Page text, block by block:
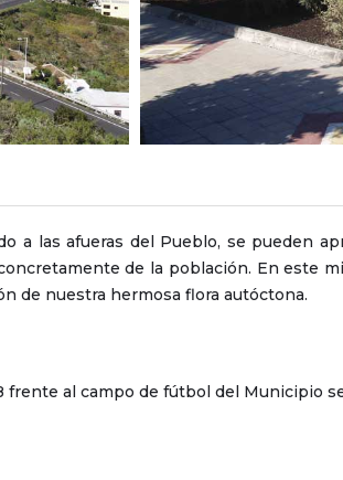
a las afueras del Pueblo, se pueden
de la población. En este
de nuestra hermosa flora autóctona.
frente al campo de fútbol del Municipio